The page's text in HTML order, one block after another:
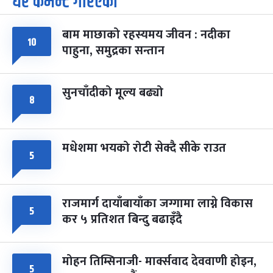
चैत्र ७, २०८३-Mar 21, 2027
८
सोम
फागुपूर्णिमा
चैत्र ८, २०८३-Mar 22, 2027
७ महिना बाँकी
१० बाम माछाको रहस्यमय जीवन : नदीका
पाहुना, समुद्रका सन्तान
८ सुनचाँदीको मूल्य बढ्यो
५ मधेशमा भयको रोटी सेक्दै सीके राउत
५ राजमार्ग दायाँबायाँका जग्गामा लाग्ने विकास
कर ५ प्रतिशत बिन्दु बढाइँदै
५ मोहन तिम्सिनाजी- मार्क्सवाद देववाणी होइन,